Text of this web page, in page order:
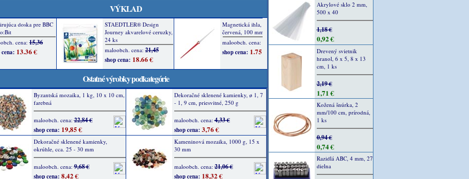
VÝKLAD
Ostatné výrobky podkategórie
Byzantská mozaika, 1 kg, 10 x 10 cm,
farebná
maloobch. cena:22,84 €
shop cena: 19,85 €
Dekoračné sklenené kamienky, ø 1, 7
- 1, 9 cm, priesvitné, 250 g
maloobch. cena:4,33 €
shop cena: 3,76 €
Dekoračné sklenené kamienky,
okrúhle, cca. 25 - 30 mm
maloobch. cena:9,68 €
shop cena: 8,42 €
Kameninová mozaika, 1000 g, 15 x
30 mm
maloobch. cena:21,06 €
shop cena: 18,32 €
Akrylové sklo 2 mm,
500 x 40
1,18 €
0,92 €
Drevený svietnik
hranol, 6 x 5, 8 x 13
cm, 1 ks
2,19 €
1,71 €
Kožená šnúrka, 2
mm/100 cm, prírodná,
1 ks
0,94 €
0,74 €
Razidlá ABC, 4 mm, 27
dielna